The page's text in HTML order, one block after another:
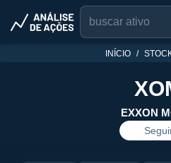
INÍCIO
EXXON